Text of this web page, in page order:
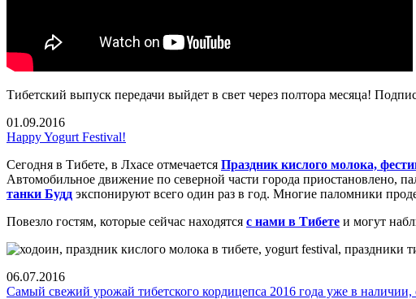
Тибетский выпуск передачи выйдет в свет через полтора месяца!
01.09.2016
Happy Yogurt Festival!
Сегодня в Тибете, в Лхасе отмечается Праздник кислого молока,
Автомобильное движение по северной части города приостановлено,
танки Будд экспонируют всего один раз в год. Многие паломники
Повезло гостям, которые сейчас находятся с нами в Тибете и могут
06.07.2016
Самый свежий урожай тибетского кордицепса 2016 года уже в наличии,